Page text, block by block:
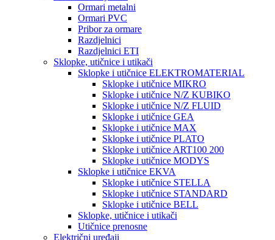
Ormari metalni
Ormari PVC
Pribor za ormare
Razdjelnici
Razdjelnici ETI
Sklopke, utičnice i utikači
Sklopke i utičnice ELEKTROMATERIAL
Sklopke i utičnice MIKRO
Sklopke i utičnice N/Z KUBIKO
Sklopke i utičnice N/Z FLUID
Sklopke i utičnice GEA
Sklopke i utičnice MAX
Sklopke i utičnice PLATO
Sklopke i utičnice ART100 200
Sklopke i utičnice MODYS
Sklopke i utičnice EKVA
Sklopke i utičnice STELLA
Sklopke i utičnice STANDARD
Sklopke i utičnice BELL
Sklopke, utičnice i utikači
Utičnice prenosne
Električni uređaji